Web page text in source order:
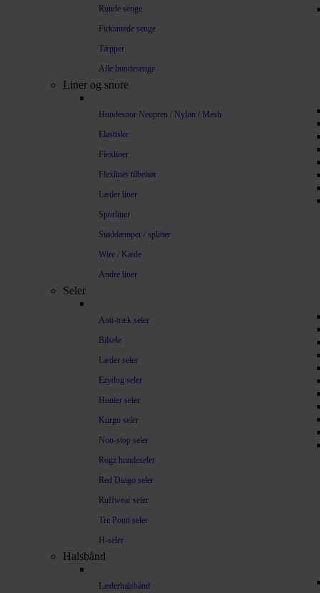
Runde senge
Firkantede senge
Tæpper
Alle hundesenge
Liner og snore
Hundesnor Neopren / Nylon / Mesh
Elastiske
Flexliner
Flexliner tilbehør
Læder liner
Sporliner
Støddæmper / splitter
Wire / Kæde
Andre liner
Seler
Anti-træk seler
Bilsele
Læder seler
Ezydog seler
Hunter seler
Kurgo seler
Non-stop seler
Rogz hundeseler
Red Dingo seler
Ruffwear seler
Tre Ponti seler
H-seler
Halsbånd
Læderhalsbånd